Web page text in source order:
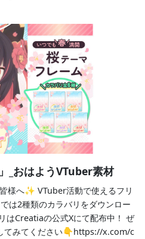
_おはようVTuber素材
様へ✨ VTuber活動で使えるフリ
は2種類のカラバリをダウンロー
はCreatiaの公式Xにて配布中！ ぜ
てみてください👇https://x.com/c